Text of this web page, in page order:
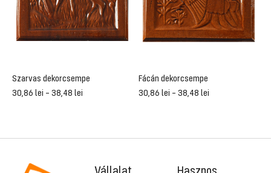
Szarvas dekorcsempe
30,86 lei – 38,48 lei
Fácán dekorcsempe
30,86 lei – 38,48 lei